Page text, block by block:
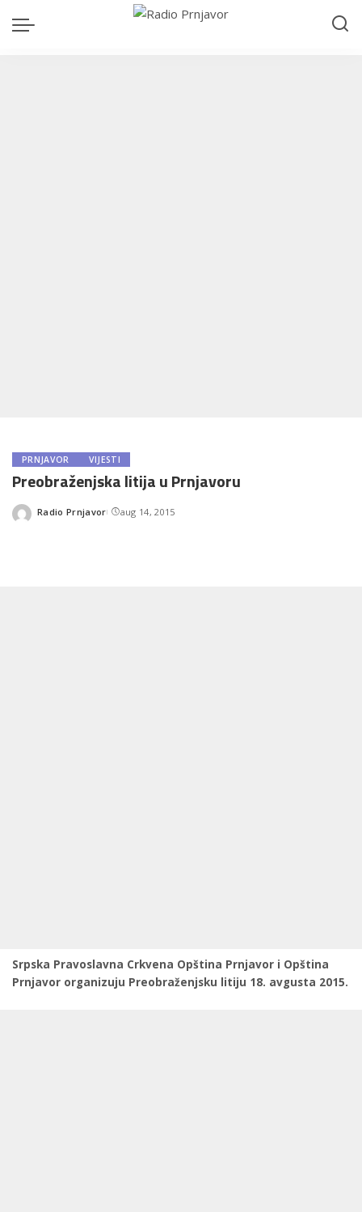
PRNJAVOR VIJESTI
Preobraženjska litija u Prnjavoru
Posted
Radio Prnjavor aug 14, 2015
Srpska Pravoslavna Crkvena Opština Prnjavor i Opština
Prnjavor organizuju Preobraženjsku litiju 18. avgusta 2015.